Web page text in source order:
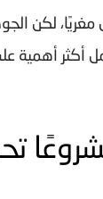
لكن
أكثر أهمية